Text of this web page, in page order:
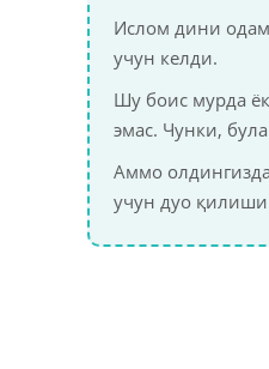
Ислом дини
учун келди.
Шу боис мурда
эмас. Чунки,
Аммо
учун дуо